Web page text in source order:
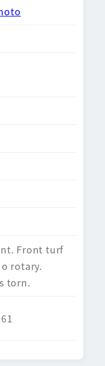
Front turf
rotary.
torn.